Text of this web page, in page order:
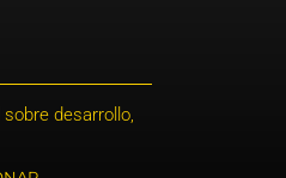
desarrollo,